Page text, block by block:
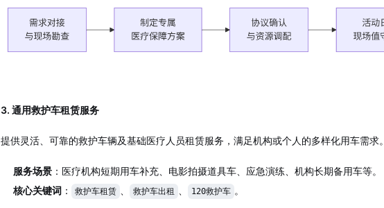
3. 通用救护车租赁服务
提供灵活、可靠的救护车辆及基础医疗人员租赁服务，满足机构或个人的多样化用车需求。
服务场景 ：医疗机构短期用车补充、电影拍摄道具车、应急演练、机构长期备用车等。
核心关键词 ： 救护车租赁 救护车出租 120救护车 。